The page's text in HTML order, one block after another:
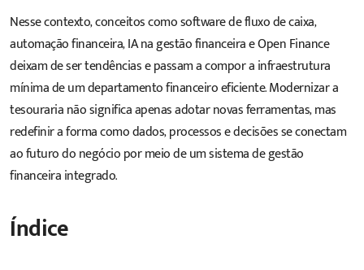
Nesse contexto, conceitos comosoftware de fluxo de caixa,
automação financeira, IA na gestão financeira e Open Finance
deixam de ser tendências e passam a compor a infraestrutura
mínima de um departamento financeiro eficiente. Modernizar a
tesouraria não significa apenas adotar novas ferramentas, mas
redefinir a forma como dados, processos e decisões se conectam
ao futuro do negócio por meio de um sistema de gestão
financeira integrado.
Índice